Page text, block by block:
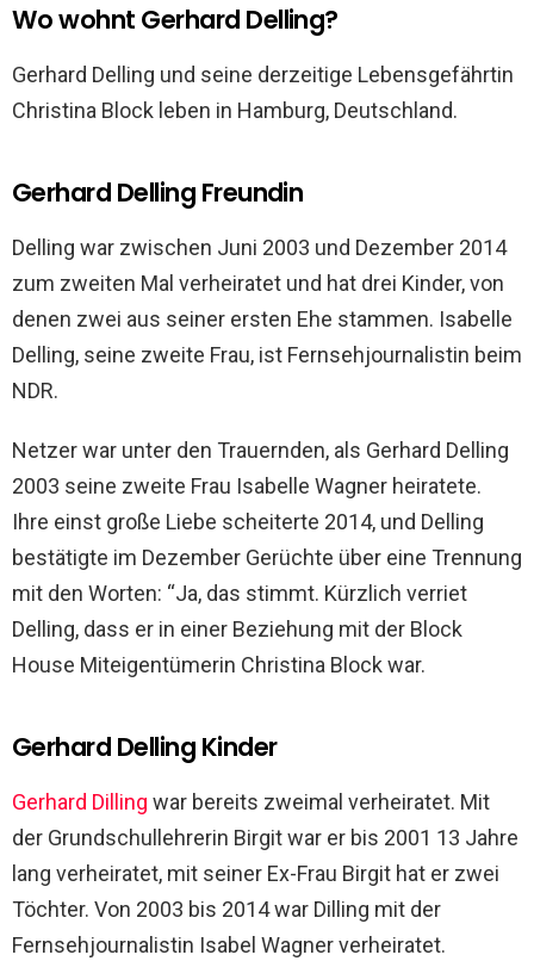
Wo wohnt Gerhard Delling?
Gerhard Delling und seine derzeitige Lebensgefährtin
Christina Block leben in Hamburg, Deutschland.
Gerhard Delling Freundin
Delling war zwischen Juni 2003 und Dezember 2014
zum zweiten Mal verheiratet und hat drei Kinder, von
denen zwei aus seiner ersten Ehe stammen. Isabelle
Delling, seine zweite Frau, ist Fernsehjournalistin beim
NDR.
Netzer war unter den Trauernden, als Gerhard Delling
2003 seine zweite Frau Isabelle Wagner heiratete.
Ihre einst große Liebe scheiterte 2014, und Delling
bestätigte im Dezember Gerüchte über eine Trennung
mit den Worten: “Ja, das stimmt. Kürzlich verriet
Delling, dass er in einer Beziehung mit der Block
House Miteigentümerin Christina Block war.
Gerhard Delling Kinder
Gerhard Dilling war bereits zweimal verheiratet. Mit
der Grundschullehrerin Birgit war er bis 2001 13 Jahre
lang verheiratet, mit seiner Ex-Frau Birgit hat er zwei
Töchter. Von 2003 bis 2014 war Dilling mit der
Fernsehjournalistin Isabel Wagner verheiratet.